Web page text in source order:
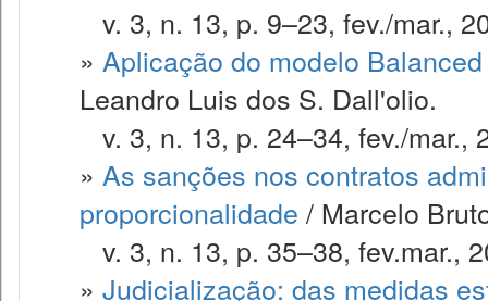
v. 3, n. 13, p. 9–23, fev./mar.,
» Aplicação do modelo
Leandro Luis dos S. Dall'olio.
v. 3, n. 13, p. 24–34, fev./mar.,
» As sanções nos contratos
proporcionalidade / Marcelo
v. 3, n. 13, p. 35–38, fev.mar.,
» Judicialização: das medidas